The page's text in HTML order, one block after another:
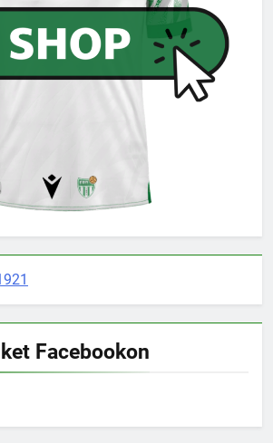
Facebookon